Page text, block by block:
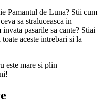
Pamantul de Luna? Stii cum
sa straluceasca in
pasarile sa cante? Stiai
aceste intrebari si la
este mare si plin